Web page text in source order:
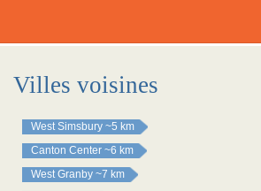
Villes voisines
West Simsbury ~5 km
Canton Center ~6 km
West Granby ~7 km